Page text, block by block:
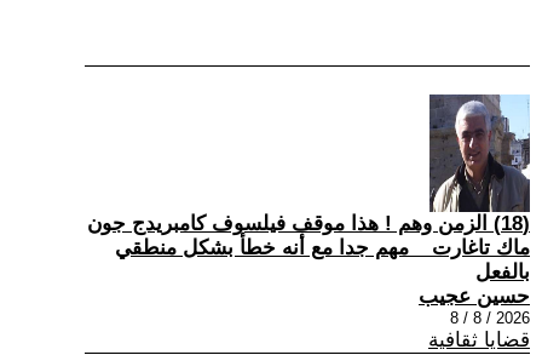
(18) الزمن وهم ! هذا موقف فيلسوف كامبريدج جون
ماك تاغارت _ مهم جدا مع أنه خطأ بشكل منطقي
بالفعل
حسين عجيب
2026 / 8 / 8
قضايا ثقافية